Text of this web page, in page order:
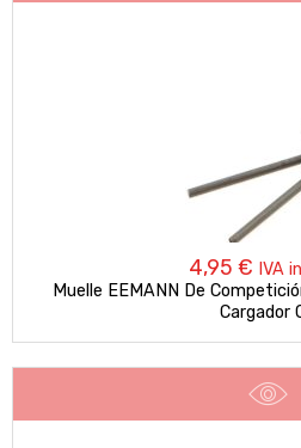
4,95 € IVA
Muelle EEMANN De
Cargador